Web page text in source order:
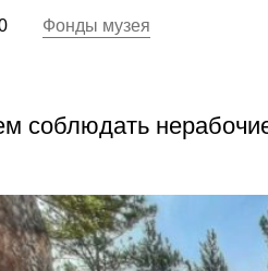
Фонды музея
соблюдать